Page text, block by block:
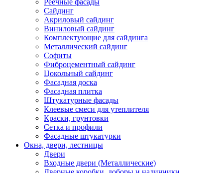
Сайдинг
Акриловый сайдинг
Виниловый сайдинг
Комплектующие для сайдинга
Металлический сайдинг
Софиты
Фиброцементный сайдинг
Цокольный сайдинг
Фасадная доска
Фасадная плитка
Штукатурные фасады
Клеевые смеси для утеплителя
Краски, грунтовки
Сетка и профили
Фасадные штукатурки
Окна, двери, лестницы
Двери
Входные двери (Металлические)